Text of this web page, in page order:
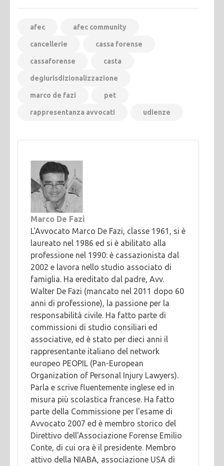
afec afec community
cancellerie cassa forense
cassaforense casta
degiurisdizionalizzazione
marco de fazi pet
rappresentanza avvocati udienze
Marco De Fazi
L'Avvocato Marco De Fazi, classe 1961, si è
laureato nel 1986 ed si è abilitato alla
professione nel 1990: è cassazionista dal
2002 e lavora nello studio associato di
famiglia. Ha ereditato dal padre, Avv.
Walter De Fazi (mancato nel 2011 dopo 60
anni di professione), la passione per la
responsabilità civile. Ha fatto parte di
commissioni di studio consiliari ed
associative, ed è stato per dieci anni il
rappresentante italiano del network
europeo PEOPIL (Pan-European
Organization of Personal Injury Lawyers).
Parla e scrive fluentemente inglese ed in
misura più scolastica francese. Ha fatto
parte della Commissione per l'esame di
Avvocato 2007 ed è membro storico del
Direttivo dell'Associazione Forense Emilio
Conte, di cui ora è il presidente. Membro
attivo della NIABA, associazione USA di